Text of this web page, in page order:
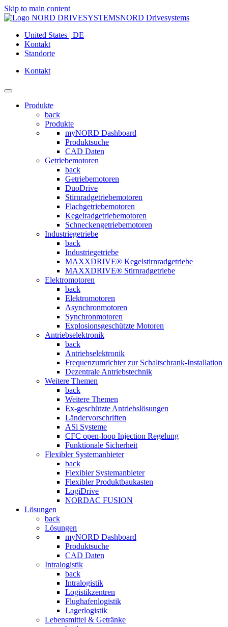
Skip to main content
NORD Drivesystems
United States | DE
Kontakt
Standorte
Kontakt
Produkte
back
Produkte
myNORD Dashboard
Produktsuche
CAD Daten
Getriebemotoren
back
Getriebemotoren
DuoDrive
Stirnradgetriebemotoren
Flachgetriebemotoren
Kegelradgetriebemotoren
Schneckengetriebemotoren
Industriegetriebe
back
Industriegetriebe
MAXXDRIVE® Kegelstirnradgetriebe
MAXXDRIVE® Stirnradgetriebe
Elektromotoren
back
Elektromotoren
Asynchronmotoren
Synchronmotoren
Explosionsgeschützte Motoren
Antriebselektronik
back
Antriebselektronik
Frequenzumrichter zur Schaltschrank-Installation
Dezentrale Antriebstechnik
Weitere Themen
back
Weitere Themen
Ex-geschützte Antriebslösungen
Ländervorschriften
ASi Systeme
CFC open-loop Injection Regelung
Funktionale Sicherheit
Flexibler Systemanbieter
back
Flexibler Systemanbieter
Flexibler Produktbaukasten
LogiDrive
NORDAC FUSION
Lösungen
back
Lösungen
myNORD Dashboard
Produktsuche
CAD Daten
Intralogistik
back
Intralogistik
Logistikzentren
Flughafenlogistik
Lagerlogistik
Lebensmittel & Getränke